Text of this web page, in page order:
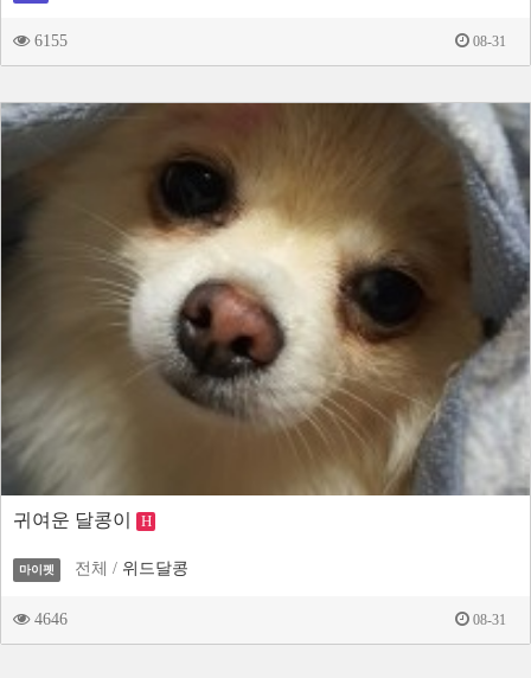
6155 08-31
귀여운 달콩이 H
마이펫 전체 / 위드달콩
4646 08-31